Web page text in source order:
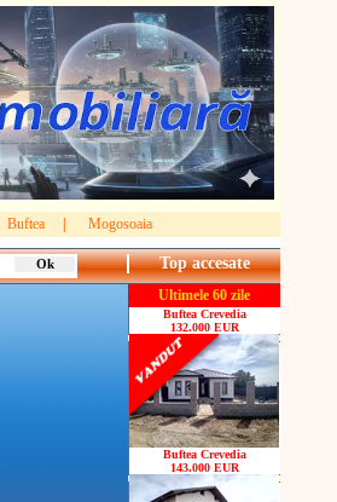
Buftea Mogosoaia
Top accesate
Ultimele 60 zile
Buftea Crevedia
132.000 EUR
Buftea Crevedia
143.000 EUR